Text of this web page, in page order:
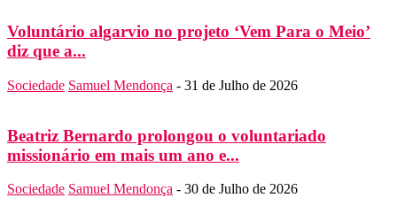
Voluntário algarvio no projeto ‘Vem Para o Meio’
diz que a...
Sociedade Samuel Mendonça - 31 de Julho de 2026
Beatriz Bernardo prolongou o voluntariado
missionário em mais um ano e...
Sociedade Samuel Mendonça - 30 de Julho de 2026